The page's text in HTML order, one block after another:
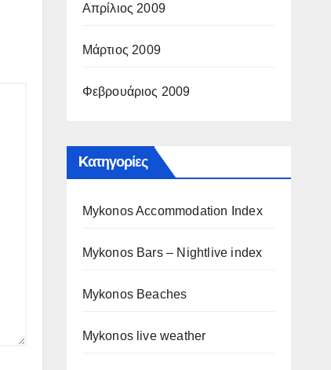
Απρίλιος 2009
Μάρτιος 2009
Φεβρουάριος 2009
Kατηγορίες
Mykonos Accommodation Index
Mykonos Bars – Nightlive index
Mykonos Beaches
Mykonos live weather